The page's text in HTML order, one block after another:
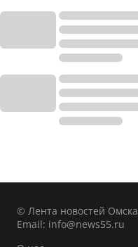
© Лента новостей Омска
Email: info@news55.ru